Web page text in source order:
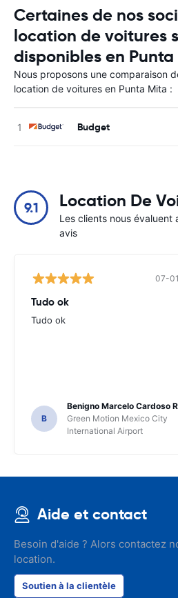
Certaines de nos
location de voitures
disponibles en
Nous proposons une comparaison
location de voitures en Punta Mita :
Budget
9.1 Location De
Les clients nous évaluent
avis
07-
Tudo ok
Tudo ok
B
Benigno Marcelo Cardoso
Green Motion Mexico City
International Airport
Aide et contact
Besoin d'aide ? Alors contactez
location.
Soutien à la clientèle